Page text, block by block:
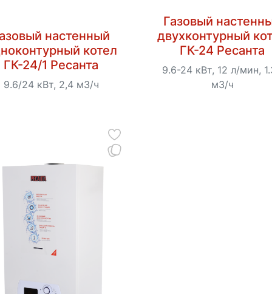
настенный
котел
ГК-24/1 Ресанта
9.6/24 кВт, 2,4 м3/ч
Газовый
двухконтурный
ГК-24 Ресанта
9.6-24 кВт, 12 л/мин,
м3/ч